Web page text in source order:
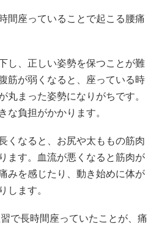
間座っていることで起こる腰痛
し、正しい姿勢を保つことが難
筋が弱くなると、座っている時
丸まった姿勢になりがちです。
な負担がかかります。
くなると、お尻や太ももの筋肉
ます。血流が悪くなると筋肉が
みを感じたり、動き始めに体が
します。
で長時間座っていたことが、痛